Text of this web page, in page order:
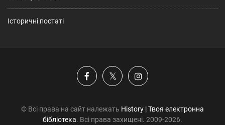
Історичні постаті
© Всі права на сайт належать History | Твоя електронна
бібліотека. Всі права захищені. 2009-2026.